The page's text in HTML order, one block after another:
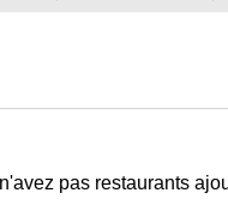
pas restaurants